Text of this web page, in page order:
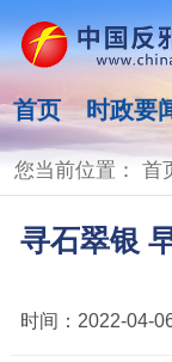
首页 时政要
您当前位置： 首
寻石翠银
时间： 2022-04-